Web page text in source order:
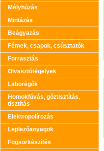
Mélyhúzás
Mintázás
Beágyazás
Fémek, csapok, csúsztatók
Forrasztás
Olvasztótégelyek
Laborégők
Homokfúvás, gőztisztítás,
tisztítás
Elektropolírozás
Leplezőanyagok
Fogsorkészítés